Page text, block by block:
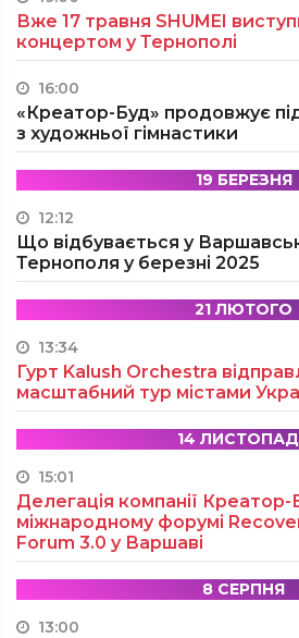
Вже 17 травня SHUMEI
концертом у Тернополі
16:00
«Креатор-Буд» продовжує
з художньої гімнастики
19 БЕРЕЗНЯ
12:12
Що відбувається у
Тернополя у березні 2025
21 ЛЮТОГО
13:34
Гурт Kalush Orchestra
масштабний тур містами
14
15:01
Делегація компанії Креатор-
міжнародному форумі
Forum 3.0 у Варшаві
8 СЕРПНЯ
13:00